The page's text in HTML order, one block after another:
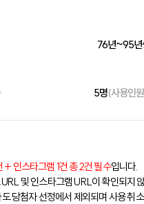
76년~95년
5명(사용인
+ 인스타그램 1건 총 2건 필수입니다.
및 인스타그램 URL이 확인되지
당첨자 선정에서 제외되며 사용 취